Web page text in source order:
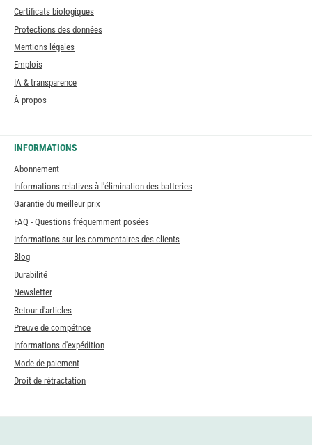
Certificats biologiques
Protections des données
Mentions légales
Emplois
IA & transparence
À propos
INFORMATIONS
Abonnement
Informations relatives à l'élimination des batteries
Garantie du meilleur prix
FAQ - Questions fréquemment posées
Informations sur les commentaires des clients
Blog
Durabilité
Newsletter
Retour d'articles
Preuve de compétnce
Informations d'expédition
Mode de paiement
Droit de rétractation